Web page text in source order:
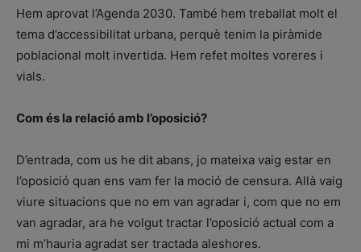
Hem aprovat l’Agenda 2030. També hem treballat molt el
tema d’accessibilitat urbana, perquè tenim la piràmide
poblacional molt invertida. Hem refet moltes voreres i
vials.
Com és la relació amb l’oposició?
D’entrada, com us he dit abans, jo mateixa vaig estar en
l’oposició quan ens vam fer la moció de censura. Allà vaig
viure situacions que no em van agradar i, com que no em
van agradar, ara he volgut tractar l’oposició actual com a
mi m’hauria agradat ser tractada aleshores.